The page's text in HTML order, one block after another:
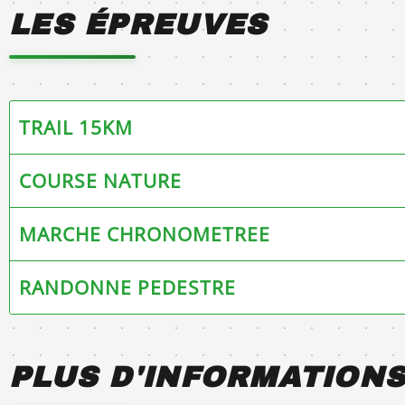
LES ÉPREUVES
TRAIL 15KM
COURSE NATURE
MARCHE CHRONOMETREE
RANDONNE PEDESTRE
PLUS